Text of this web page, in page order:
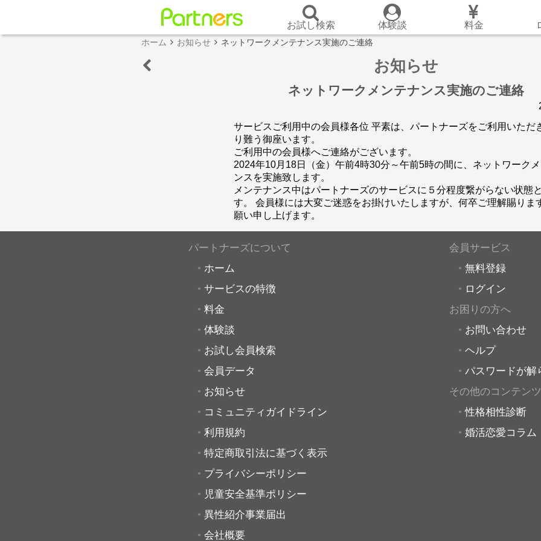
お試し検索 体験談 料金
ホーム お知らせ ネットワークメンテナンス実施のご連絡
お知らせ
ネットワークメンテナンス実施のご連絡
サービスご利用中の会員様各位 平素は、パートナーズをご利用いただ
り難う御座います。
ご利用中の会員様へご連絡がございます。
2024年10月18日（金）午前4時30分～午前5時の間に、ネットワーク
ンスを実施致します。
メンテナンス中はパートナーズのサービスに５分程度繋がらない状態
す。 会員様には大変ご迷惑をお掛けいたしますが、何卒ご理解賜りま
願い申し上げます。
パートナーズについて
ホーム
サービスの特徴
料金
体験談
お試し会員検索
会員データ
お知らせ
コミュニティガイドライン
利用規約
特定商取引法に基づく表示
プライバシーポリシー
児童安全基準ポリシー
異性紹介事業届出
会社概要
会員サービス
無料登録
ログイン
お困りの方へ
お問い合わせ
ヘルプ
パスワードが解
その他のコンテンツ
性格相性診断
婚活恋愛コラム